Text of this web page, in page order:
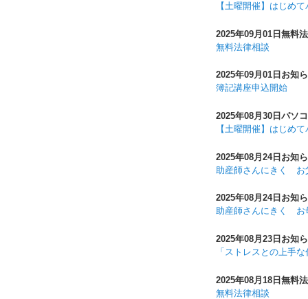
【土曜開催】はじめ
2025年09月01日無料
無料法律相談
2025年09月01日 お知
簿記講座申込開始
2025年08月30日 パソ
【土曜開催】はじめ
2025年08月24日お知
助産師さんにきく お
2025年08月24日 お知
助産師さんにきく お
2025年08月23日 お知
「ストレスとの上手
2025年08月18日無料
無料法律相談